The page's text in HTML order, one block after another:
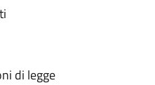
di legge